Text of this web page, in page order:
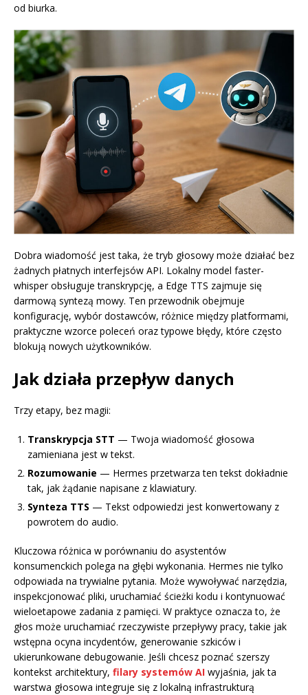
od biurka.
Dobra wiadomość jest taka, że tryb głosowy może działać bez
żadnych płatnych interfejsów API. Lokalny model faster-
whisper obsługuje transkrypcję, a Edge TTS zajmuje się
darmową syntezą mowy. Ten przewodnik obejmuje
konfigurację, wybór dostawców, różnice między platformami,
praktyczne wzorce poleceń oraz typowe błędy, które często
blokują nowych użytkowników.
Jak działa przepływ danych
Trzy etapy, bez magii:
Transkrypcja STT — Twoja wiadomość głosowa
zamieniana jest w tekst.
Rozumowanie — Hermes przetwarza ten tekst dokładnie
tak, jak żądanie napisane z klawiatury.
Synteza TTS — Tekst odpowiedzi jest konwertowany z
powrotem do audio.
Kluczowa różnica w porównaniu do asystentów
konsumenckich polega na głębi wykonania. Hermes nie tylko
odpowiada na trywialne pytania. Może wywoływać narzędzia,
inspekcjonować pliki, uruchamiać ścieżki kodu i kontynuować
wieloetapowe zadania z pamięci. W praktyce oznacza to, że
głos może uruchamiać rzeczywiste przepływy pracy, takie jak
wstępna ocyna incydentów, generowanie szkiców i
ukierunkowane debugowanie. Jeśli chcesz poznać szerszy
kontekst architektury, filary systemów AI wyjaśnia, jak ta
warstwa głosowa integruje się z lokalną infrastrukturą